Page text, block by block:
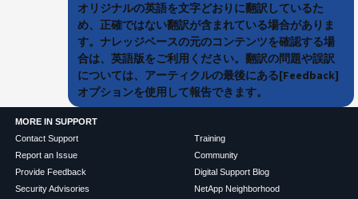
オリジナルの英語を文字どおりに翻訳しているた
め、正確ではない翻訳が含まれている場合がありま
す。ナレッジベースの元のコンテンツを確認する場
合は、英語版をご利用ください。翻訳の問題や誤訳
については、アーティクルの最後にある[Feedback]
オプションを使用して報告できます。
MORE IN SUPPORT
Contact Support
Report an Issue
Provide Feedback
Security Advisories
Training
Community
Digital Support Blog
NetApp Neighborhood